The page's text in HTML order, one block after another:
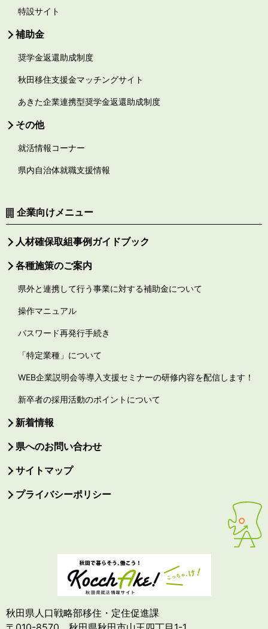
特設サイト
補助金
奨学金返還助成制度
秋田移住支援金マッチングサイト
あきた企業連携型奨学金返還助成制度
その他
就活情報コーナー
県内自治体就職支援情報
企業向けメニュー
人材確保取組事例ガイドブック
各種施策のご案内
県外と連携して行う事業に対する補助金について
操作マニュアル
パスワード再発行手続き
「特定業種」について
WEB企業説明会等導入支援セミナーの研修内容を配信します！
新卒者の採用活動のポイントについて
新着情報
県へのお問い合わせ
サイトマップ
プライバシーポリシー
秋田県人口戦略部移住・定住促進課